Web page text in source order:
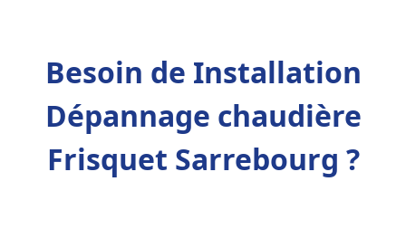
Besoin de Installation
Dépannage chaudière
Frisquet Sarrebourg ?